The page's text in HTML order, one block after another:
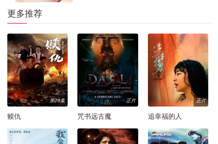
更多推荐
第28集
赎仇
正片
咒书远古魔
正片
追幸福的人